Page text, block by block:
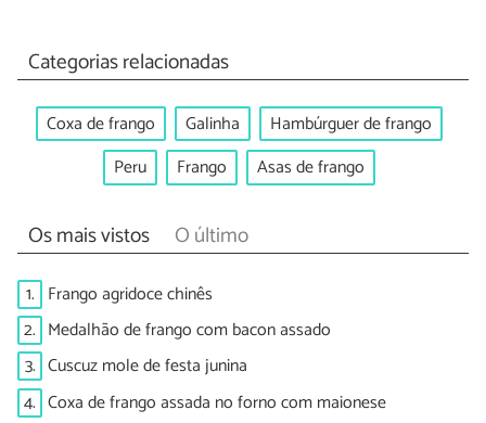
Categorias relacionadas
Coxa de frango Galinha
Hambúrguer de frango
Peru
Frango Asas de frango
Os mais vistos O último
1. Frango agridoce chinês
2. Medalhão de frango com bacon assado
3. Cuscuz mole de festa junina
4. Coxa de frango assada no forno com maionese